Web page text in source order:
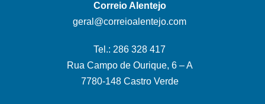
Correio Alentejo
geral@correioalentejo.com
Tel.: 286 328 417
Rua Campo de Ourique, 6 – A
7780-148 Castro Verde